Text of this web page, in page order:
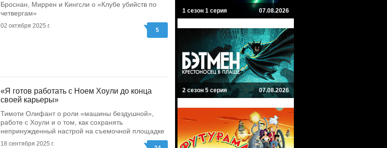
Броснан, Миррен и Кингсли о «Клубе убийств по
четвергам»
02 октября 2025 г.
5
«Я готов работать с Ноем Хоули до конца
своей карьеры»
Тимоти Олифант о роли «машины бездушной»,
работе с Хоули и о том, как сохранять
непринужденный настрой на съемочной площадке
18 сентября 2025 г.
1 сезон 1 серия 07.08.2026
2 сезон 5 серия 07.08.2026